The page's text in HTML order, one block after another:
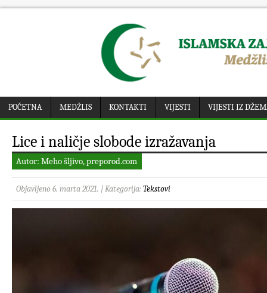
POČETNA MEDŽLIS KONTAKTI VIJESTI VIJESTI IZ
Lice i naličje slobode izražavanja
Autor: Meho šljivo, preporod.com
Objavljeno 6. marta 2021. | Kategorija: Tekstovi